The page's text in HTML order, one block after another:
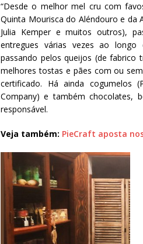
“Desde o melhor mel cru com
Quinta Mourisca do Aléndouro e da
Julia Kemper e muitos outros),
entregues várias vezes ao longo
passando pelos queijos (de fabrico
melhores tostas e pães com ou
certificado. Há ainda cogumelos
Company) e também chocolates,
responsável.
Veja também: PieCraft aposta